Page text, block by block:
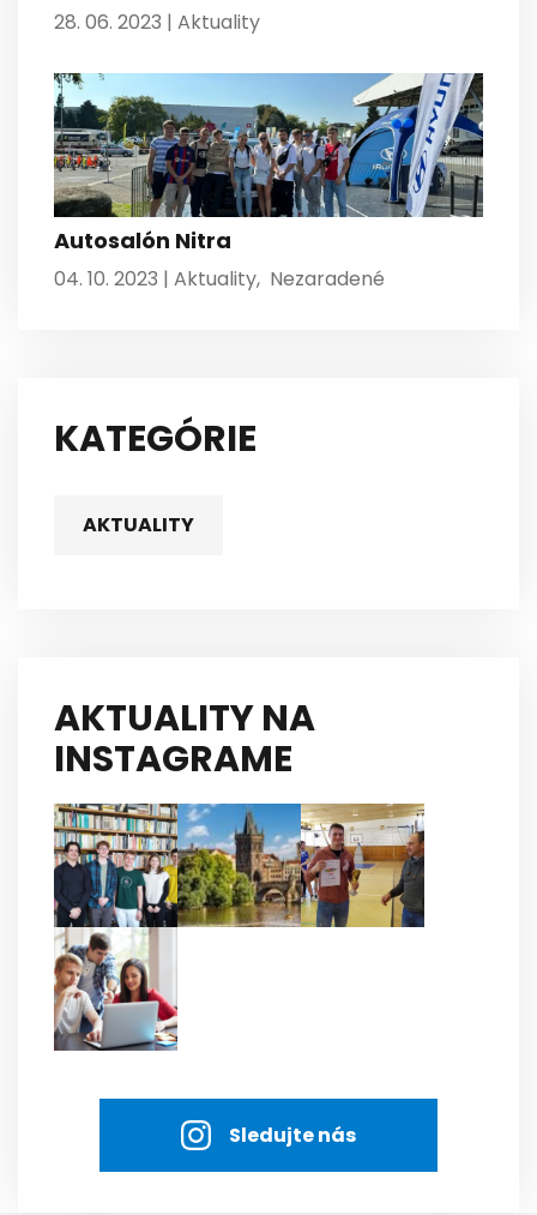
28. 06. 2023 | Aktuality
Autosalón Nitra
04. 10. 2023 | Aktuality, Nezaradené
KATEGÓRIE
AKTUALITY
AKTUALITY NA
INSTAGRAME
Sledujte nás